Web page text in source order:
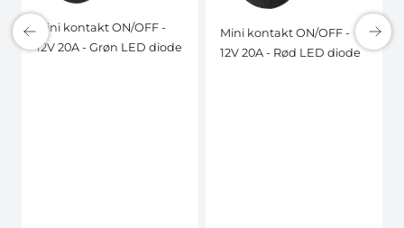
Mini kontakt ON/OFF -
12V 20A - Grøn LED diode
Mini kontakt ON/OFF -
12V 20A - Rød LED diode